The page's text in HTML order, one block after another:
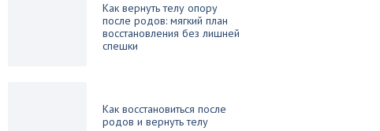
Как вернуть телу опору
после родов: мягкий план
восстановления без лишней
спешки
Как восстановиться после
родов и вернуть телу